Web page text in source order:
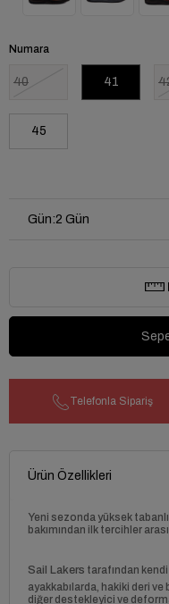
Numara
40 41
45
Gün:2 Gün
Telefonla Sipariş
Ürün Özellikleri
Yeni sezonda yüksek tabanlı
bakımından ilk tercihler
Sail Lakers tarafından
ayakkabılarda, hakiki deri ve
diğer destekleyici ve